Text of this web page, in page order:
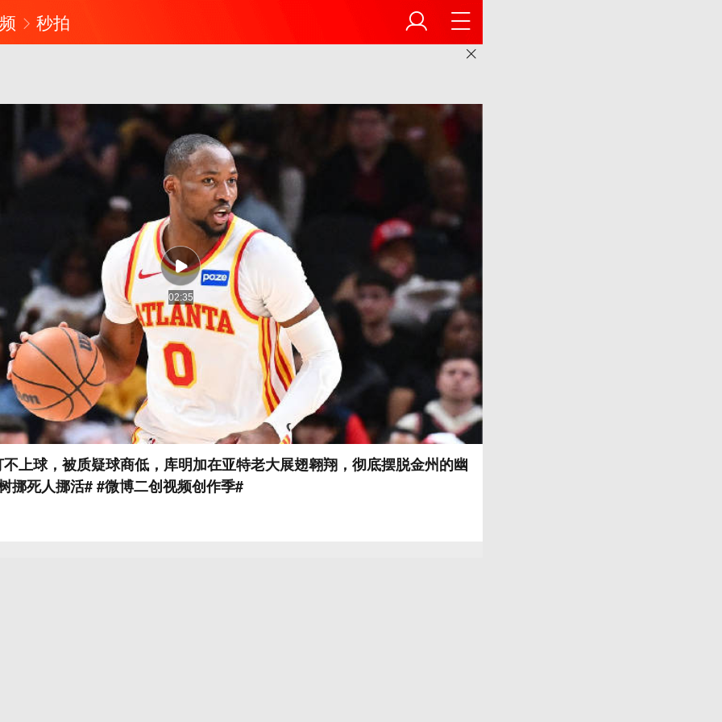
秒拍
02:35
上球，被质疑球商低，库明加在亚特老大展翅翱翔，彻底摆脱金州的幽